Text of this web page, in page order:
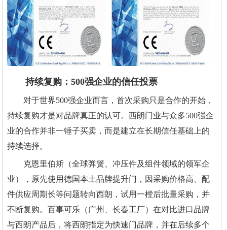
持续复购：500强企业的信任投票
对于世界500强企业而言，首次采购只是合作的开始，
持续复购才是对品牌真正的认可。西朗门业与众多500强企
业的合作并非一锤子买卖，而是建立在长期信任基础上的
持续选择。
克恩里伯斯（全球弹簧、冲压件及组件领域的领军企
业），原先使用德国本土品牌提升门，因采购价格高、配
件供应周期长等问题转向西朗，试用一樘后批量采购，并
不断复购。百事可乐（广州、长春工厂）在对比进口品牌
与西朗产品后，将西朗指定为快速门品牌，并在后续多个